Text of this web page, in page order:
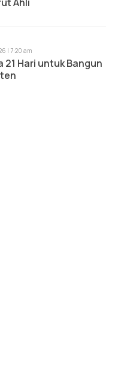
| 7:20 am
21 Hari untuk Bangun